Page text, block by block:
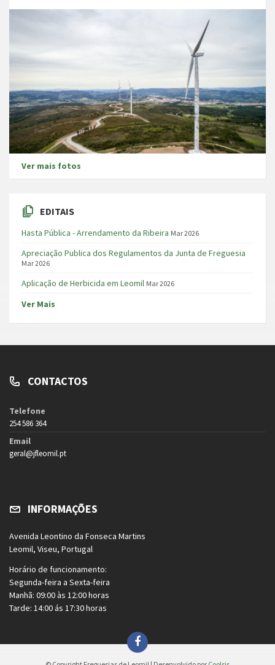
Ver mais fotos
EDITAIS
Hasta Pública - Arrendamento da Ribeira Mar 2026
Apreciação Publica dos Regulamentos da Junta de Freguesia
Mar 2026
Aplicação de Herbicida em Leomil Mar 2026
Ver Mais
CONTACTOS
Telefone
254 586 364
Email
geral@jfleomil.pt
INFORMAÇÕES
Avenida Leontino da Fonseca Martins
Leomil, Viseu, Portugal
Horário de funcionamento:
Segunda-feira a Sexta-feira
Manhã: 09:00 às 12:00 horas
Tarde: 14:00 ás 17:30 horas